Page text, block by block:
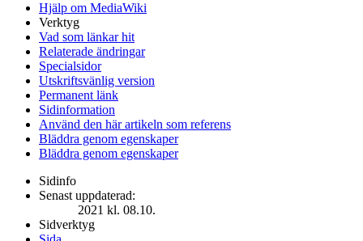
Hjälp om MediaWiki
Verktyg
Vad som länkar hit
Relaterade ändringar
Specialsidor
Utskriftsvänlig version
Permanent länk
Sidinformation
Använd den här artikeln som referens
Bläddra genom egenskaper
Bläddra genom egenskaper
Sidinfo
Senast uppdaterad:
2021 kl. 08.10.
Sidverktyg